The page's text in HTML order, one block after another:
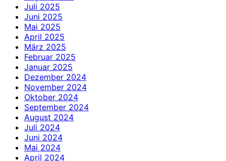
Juli 2025
Juni 2025
Mai 2025
April 2025
März 2025
Februar 2025
Januar 2025
Dezember 2024
November 2024
Oktober 2024
September 2024
August 2024
Juli 2024
Juni 2024
Mai 2024
April 2024